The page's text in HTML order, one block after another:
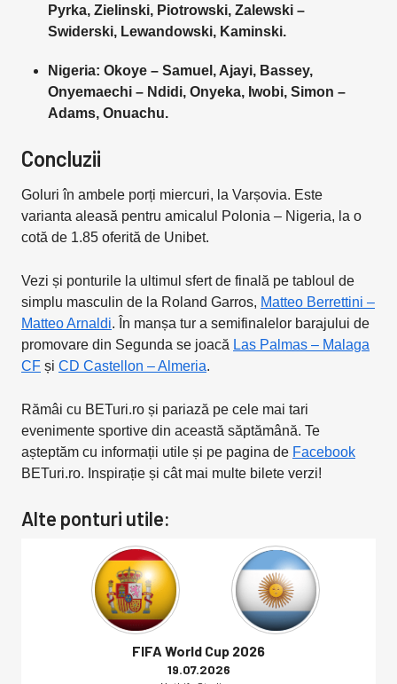
Pyrka, Zielinski, Piotrowski, Zalewski –
Swiderski, Lewandowski, Kaminski.
Nigeria: Okoye – Samuel, Ajayi, Bassey,
Onyemaechi – Ndidi, Onyeka, Iwobi, Simon –
Adams, Onuachu.
Concluzii
Goluri în ambele porți miercuri, la Varșovia. Este
varianta aleasă pentru amicalul Polonia – Nigeria, la o
cotă de 1.85 oferită de Unibet.
Vezi și ponturile la ultimul sfert de finală pe tabloul de
simplu masculin de la Roland Garros, Matteo Berrettini –
Matteo Arnaldi. În manșa tur a semifinalelor barajului de
promovare din Segunda se joacă Las Palmas – Malaga
CF și CD Castellon – Almeria.
Rămâi cu BETuri.ro și pariază pe cele mai tari
evenimente sportive din această săptămână. Te
așteptăm cu informații utile și pe pagina de Facebook
BETuri.ro. Inspirație și cât mai multe bilete verzi!
Alte ponturi utile:
FIFA World Cup 2026
19.07.2026